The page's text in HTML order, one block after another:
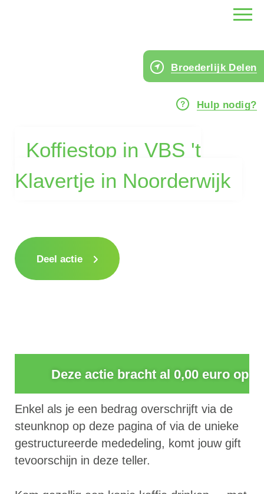
Koffiestop in VBS 't
Klavertje in Noorderwijk
Broederlijk Delen
Hulp nodig?
Deel actie
Deze actie bracht al 0,00 euro op
Enkel als je een bedrag overschrijft via de
steunknop op deze pagina of via de unieke
gestructureerde mededeling, komt jouw gift
tevoorschijn in deze teller.